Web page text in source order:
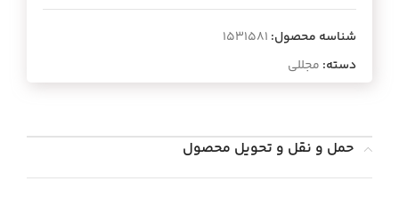
شناسه محصول: 1531581
دسته: مجللی
حمل و نقل و تحویل محصول